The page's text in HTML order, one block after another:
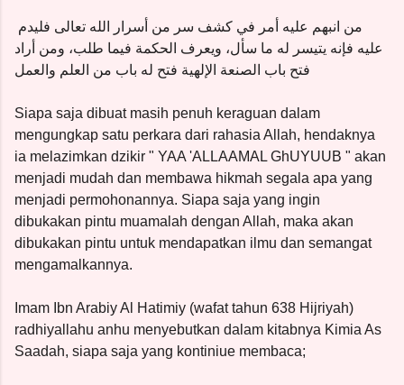
من انبهم عليه أمر في كشف سر من أسرار الله تعالى فليدم
عليه فإنه يتيسر له ما سأل، ويعرف الحكمة فيما طلب، ومن أراد
فتح باب الصنعة الإلهية فتح له باب من العلم والعمل
Siapa saja dibuat masih penuh keraguan dalam
mengungkap satu perkara dari rahasia Allah, hendaknya
ia melazimkan dzikir " YAA 'ALLAAMAL GhUYUUB " akan
menjadi mudah dan membawa hikmah segala apa yang
menjadi permohonannya. Siapa saja yang ingin
dibukakan pintu muamalah dengan Allah, maka akan
dibukakan pintu untuk mendapatkan ilmu dan semangat
mengamalkannya.
Imam Ibn Arabiy Al Hatimiy (wafat tahun 638 Hijriyah)
radhiyallahu anhu menyebutkan dalam kitabnya Kimia As
Saadah, siapa saja yang kontiniue membaca;